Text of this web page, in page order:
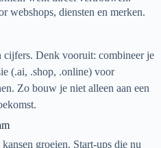
webshops, diensten en merken.
cijfers. Denk vooruit: combineer je
(.ai, .shop, .online) voor
Zo bouw je niet alleen aan een
groeien. Start-ups die nu